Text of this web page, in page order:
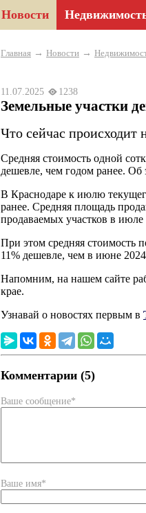
Новости
Главная → Новости →
11.07.2025 1238
Земельные участки
Что сейчас происходит
Средняя стоимость одной
дешевле, чем годом ранее.
В Краснодаре к июлю
ранее. Средняя площадь
продаваемых участков в июле
При этом средняя стоимость
11% дешевле, чем в июне
Напомним, на нашем сайте
крае.
Узнавай о новостях первым в
Комментарии (5)
Ваше сообщение*
Ваше имя*